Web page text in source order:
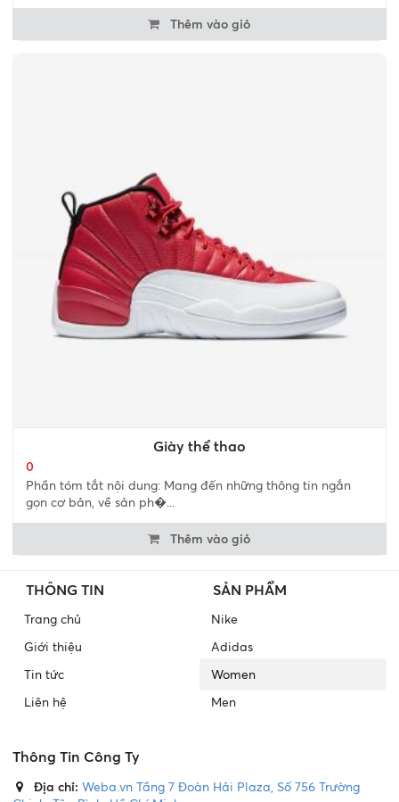
Thêm vào giỏ
Giày thể thao
0
Phần tóm tắt nội dung: Mang đến những thông tin ngắn
gọn cơ bản, về sản ph�...
Thêm vào giỏ
THÔNG TIN
Trang chủ
Giới thiệu
Tin tức
Liên hệ
SẢN PHẨM
Nike
Adidas
Women
Men
Thông Tin Công Ty
Địa chỉ:Weba.vn Tầng 7 Đoàn Hải Plaza, Số 756 Trường